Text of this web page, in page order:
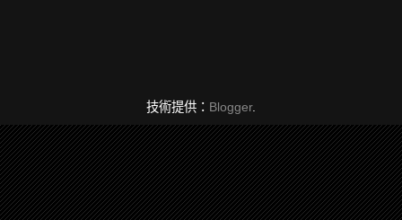
技術提供： Blogger.